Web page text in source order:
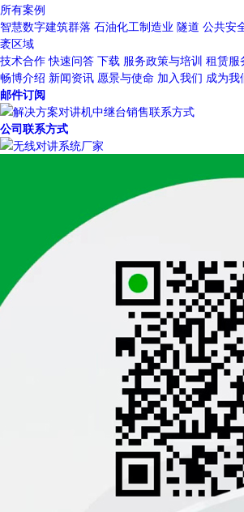
所有案例
智慧数字建筑群落 石油化工制造业 隧道 公共安
袤区域
技术合作 快速问答 下载 服务政策与培训 租赁服
畅博介绍 新闻资讯 愿景与使命 加入我们 成为我
邮件订阅
公司联系方式